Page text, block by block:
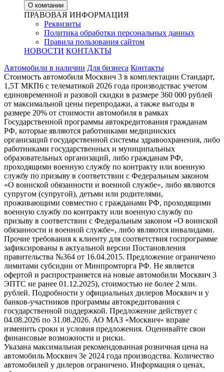
О компании
ПРАВОВАЯ ИНФОРМАЦИЯ
Реквизиты
Политика обработки персональных данных
Правила пользования сайтом
НОВОСТИ КОНТАКТЫ
Автомобили в наличии Для бизнеса Контакты
Стоимость автомобиля Москвич 3 в комплектации Стандарт,
1,5Т МКП6 с телематикой 2026 года производствас учетом
единовременной и разовой скидки в размере 360 000 рублей
от максимальной цены перепродажи, а также выгоды в
размере 20% от стоимости автомобиля в рамках
Государственной программы автокредитования гражданам
РФ, которые являются работниками медицинских
организаций государственной системы здравоохранения, либо
работниками государственных и муниципальных
образовательных организаций, либо гражданам РФ,
проходящими военную службу по контракту или военную
службу по призыву в соответствии с Федеральным законом
«О воинской обязанности и военной службе», либо являются
супругом (супругой), детьми или родителями,
проживающими совместно с гражданами РФ, проходящими
военную службу по контракту или военную службу по
призыву в соответствии с Федеральным законом «О воинской
обязанности и военной службе», либо являются инвалидами.
Прочие требования к клиенту для соответствия госпрограмме
зафиксированы в актуальной версии Постановления
правительства №364 от 16.04.2015. Предложение ограничено
лимитами субсидии от Минпромторга РФ. Не является
офертой и распространяется на новые автомобили Москвич 3
ЭПТС не ранее 01.12.2025), стоимостью не более 2 млн.
рублей. Подробности у официальных дилеров Москвич и у
банков-участников программы автокредитования с
государственной поддержкой. Предложение действует с
04.08.2026 по 31.08.2026. АО МАЗ «Москвич» вправе
изменить сроки и условия предложения. Оценивайте свои
финансовые возможности и риски.
Указана максимальная рекомендованная розничная цена на
автомобиль Москвич 3e 2024 года производства. Количество
автомобилей у дилеров ограничено. Информация о ценах,